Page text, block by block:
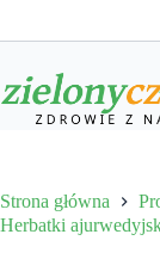
Strona główna
Herbatki